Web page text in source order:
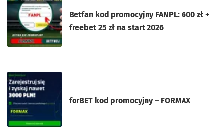
Betfan kod promocyjny FANPL: 600 zł +
freebet 25 zł na start 2026
forBET kod promocyjny – FORMAX